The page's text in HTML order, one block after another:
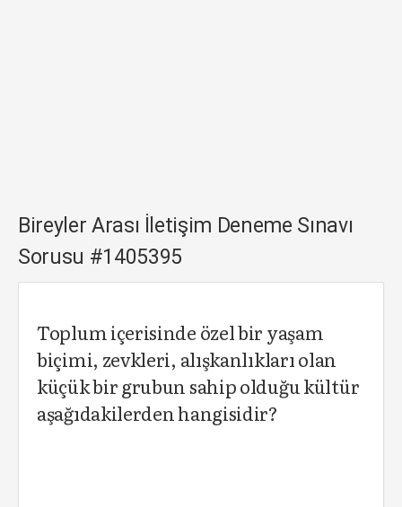
Bireyler Arası İletişim Deneme Sınavı
Sorusu #1405395
Toplum içerisinde özel bir yaşam
biçimi, zevkleri, alışkanlıkları olan
küçük bir grubun sahip olduğu kültür
aşağıdakilerden hangisidir?